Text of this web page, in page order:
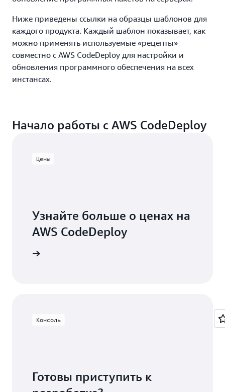
Ниже приведены ссылки на образцы шаблонов для
каждого продукта. Каждый шаблон показывает, как
можно применять используемые «рецепты»
совместно с AWS CodeDeploy для настройки и
обновления программного обеспечения на всех
инстансах.
Начало работы с AWS CodeDeploy
Цены
Узнайте больше о ценах на
AWS CodeDeploy
Консоль
Готовы приступить к